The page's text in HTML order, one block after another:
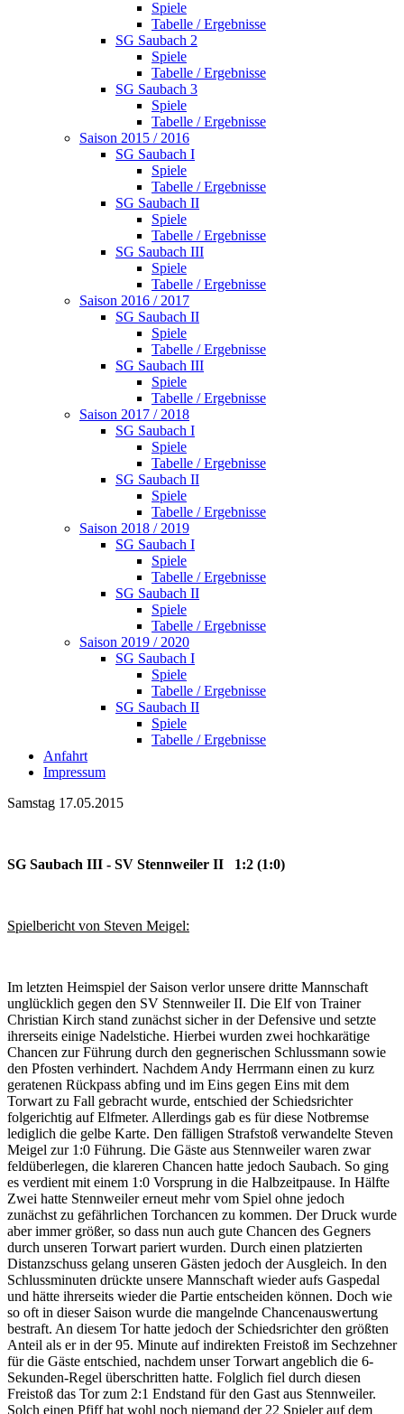
Spiele
Tabelle / Ergebnisse
SG Saubach 2
Spiele
Tabelle / Ergebnisse
SG Saubach 3
Spiele
Tabelle / Ergebnisse
Saison 2015 / 2016
SG Saubach I
Spiele
Tabelle / Ergebnisse
SG Saubach II
Spiele
Tabelle / Ergebnisse
SG Saubach III
Spiele
Tabelle / Ergebnisse
Saison 2016 / 2017
SG Saubach II
Spiele
Tabelle / Ergebnisse
SG Saubach III
Spiele
Tabelle / Ergebnisse
Saison 2017 / 2018
SG Saubach I
Spiele
Tabelle / Ergebnisse
SG Saubach II
Spiele
Tabelle / Ergebnisse
Saison 2018 / 2019
SG Saubach I
Spiele
Tabelle / Ergebnisse
SG Saubach II
Spiele
Tabelle / Ergebnisse
Saison 2019 / 2020
SG Saubach I
Spiele
Tabelle / Ergebnisse
SG Saubach II
Spiele
Tabelle / Ergebnisse
Anfahrt
Impressum
Samstag 17.05.2015
SG Saubach III - SV Stennweiler II 1:2 (1:0)
Spielbericht von Steven Meigel:
Im letzten Heimspiel der Saison verlor unsere dritte Mannschaft
unglücklich gegen den SV Stennweiler II. Die Elf von Trainer
Christian Kirch stand zunächst sicher in der Defensive und setzte
ihrerseits einige Nadelstiche. Hierbei wurden zwei hochkarätige
Chancen zur Führung durch den gegnerischen Schlussmann sowie
den Pfosten verhindert. Nachdem Andy Herrmann einen zu kurz
geratenen Rückpass abfing und im Eins gegen Eins mit dem
Torwart zu Fall gebracht wurde, entschied der Schiedsrichter
folgerichtig auf Elfmeter. Allerdings gab es für diese Notbremse
lediglich die gelbe Karte. Den fälligen Strafstoß verwandelte Steven
Meigel zur 1:0 Führung. Die Gäste aus Stennweiler waren zwar
feldüberlegen, die klareren Chancen hatte jedoch Saubach. So ging
es verdient mit einem 1:0 Vorsprung in die Halbzeitpause. In Hälfte
Zwei hatte Stennweiler erneut mehr vom Spiel ohne jedoch
zunächst zu gefährlichen Torchancen zu kommen. Der Druck wurde
aber immer größer, so dass nun auch gute Chancen des Gegners
durch unseren Torwart pariert wurden. Durch einen platzierten
Distanzschuss gelang unseren Gästen jedoch der Ausgleich. In den
Schlussminuten drückte unsere Mannschaft wieder aufs Gaspedal
und hätte ihrerseits wieder die Partie entscheiden können. Doch wie
so oft in dieser Saison wurde die mangelnde Chancenauswertung
bestraft. An diesem Tor hatte jedoch der Schiedsrichter den größten
Anteil als er in der 95. Minute auf indirekten Freistoß im Sechzehner
für die Gäste entschied, nachdem unser Torwart angeblich die 6-
Sekunden-Regel überschritten hatte. Folglich fiel durch diesen
Freistoß das Tor zum 2:1 Endstand für den Gast aus Stennweiler.
Solch einen Pfiff hat wohl noch niemand der 22 Spieler auf dem